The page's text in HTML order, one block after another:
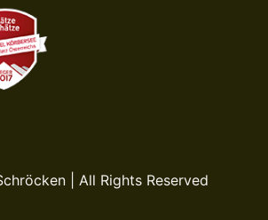
| All Rights Reserved